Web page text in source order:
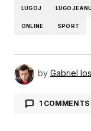
LUGOJ
ONLINE SPORT
by Gabriel
1 COMMENTS